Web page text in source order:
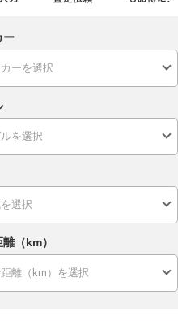
ー
（km）